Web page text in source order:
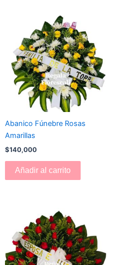
Abanico Fúnebre Rosas
Amarillas
$140,000
Añadir al carrito